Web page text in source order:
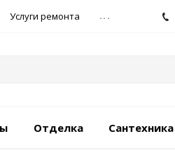
Услуги ремонта ...
Отделка Сантехника